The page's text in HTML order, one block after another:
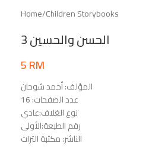
Home/Children Storybooks
الحسن والحسين 3
5RM
المؤلف: أحمد شوحان
عدد الصفحات: 16
نوع الغلاف:عادي
رقم الطبعة:الأولى
الناشر: مكتبة التراث